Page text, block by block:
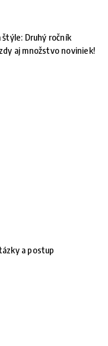
štýle: Druhý ročník
aj množstvo noviniek!
a postup